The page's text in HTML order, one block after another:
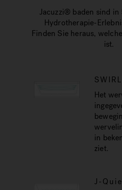
Jacuzzi® baden sind in
Hydrotherapie-
Finden Sie heraus,
ist.
Het
in
ziet.
J-